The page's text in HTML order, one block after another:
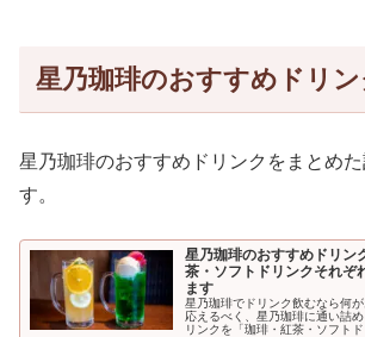
星乃珈琲のおすすめドリン
星乃珈琲のおすすめドリンクをまとめ
す。
星乃珈琲のおすすめドリン
茶・ソフトドリンクそれぞ
ます
星乃珈琲でドリンク飲むなら何
応えるべく、星乃珈琲に通い詰
リンクを「珈琲・紅茶・ソフト